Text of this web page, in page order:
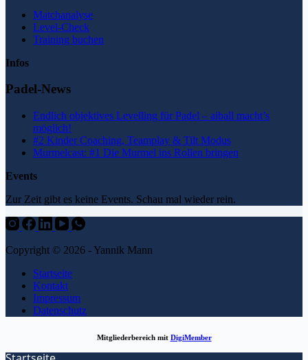
Matchanalyse
Level-Check
Training buchen
Infos
Padel-News
Endlich objektives Levelling für Padel – aiball macht’s
möglich!
#2 Kinder Coaching, Teamplay & Tilt Modus
Murmelcast: #1 Die Murmel ins Rollen bringen
Events
Zur Zeit gibt es keine Events. Schau mal wieder rein.
Copyright © 2026 - Yannik Mann
Startseite
Kontakt
Impressum
Datenschutz
Mitgliederbereich mit DigiMember